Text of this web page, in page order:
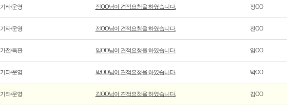
기타/운영 정OO님이 견적요청을 하였습니다. 정OO
기타/운영 전OO님이 견적요청을 하였습니다. 전OO
가전/특판 임OO님이 견적요청을 하였습니다. 임OO
기타/운영 박OO님이 견적요청을 하였습니다. 박OO
기타/운영 김OO님이 견적요청을 하였습니다. 김OO